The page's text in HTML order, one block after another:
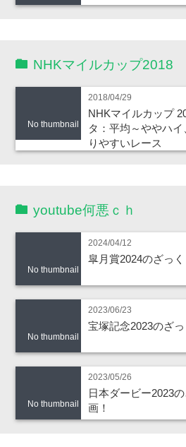
NHKマイルカップ2018
No thumbnail
2018/04/29
NHKマイルカップ
タ：平均～ややハ
りやすいレース
youtube何悪ｃｈ
No thumbnail
2024/04/12
皐月賞2024のざっ
No thumbnail
2023/06/23
宝塚記念2023のざ
No thumbnail
2023/05/26
日本ダービー2023
画！